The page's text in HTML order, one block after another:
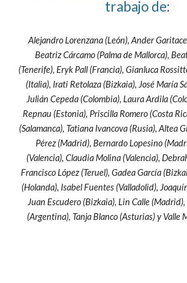
trabajo de:
Alejandro Lorenzana (León), Ander
Beatriz Cárcamo (Palma de Mallorca),
(Tenerife), Eryk Pall (Francia), Gianluca
(Italia), Irati Retolaza (Bizkaia), José María
Julián Cepeda (Colombia), Laura Ardila
Repnau (Estonia), Priscilla Romero (Costa
(Salamanca), Tatiana Ivancova (Rusia), Altea
Pérez (Madrid), Bernardo Lopesino
(Valencia), Claudia Molina (Valencia),
Francisco López (Teruel), Gadea García
(Holanda), Isabel Fuentes (Valladolid),
Juan Escudero (Bizkaia), Lin Calle
(Argentina), Tanja Blanco (Asturias) y Valle